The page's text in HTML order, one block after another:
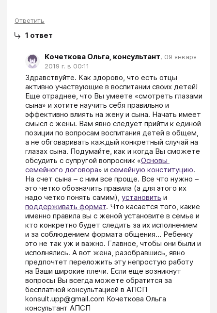
Ответить
1 ответ
Кочеткова Ольга, консультант, 09 января
2019 г. в 00:11
Здравствуйте. Как здорово, что есть отцы
активно участвующие в воспитании своих детей!
Еще отраднее, что Вы умеете «смотреть глазами
сына» и хотите научить себя правильно и
эффективно влиять на жену и сына. Начать имеет
смысл с жены. Вам явно следует прийти к единой
позиции по вопросам воспитания детей в общем,
а не обговаривать каждый конкретный случай на
глазах сына. Подумайте, как и когда Вы сможете
обсудить с супругой вопросник «Основы
семейного договора» и семейную конституцию.
На счет сына – с ним все проще. Все что нужно –
это четко обозначить правила (а для этого их
надо четко понять самим), установить
поддерживать формат. Что касается того, какие
именно правила вы с женой установите в семье и
кто конкретно будет следить за их исполнением
и за соблюдением формата общения… Ребенку
это не так уж и важно. Главное, чтобы они были и
исполнялись. А вот жена, разобравшись, явно
предпочтет переложить эту непростую работу
на Ваши широкие плечи. Если еще возникнут
вопросы Вы всегда можете обратится за
бесплатной консультацией в АПСП
konsult.upp@gmail.com Кочеткова Ольга
консультант АПСП